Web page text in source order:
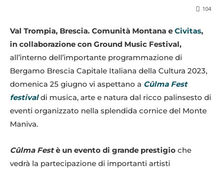
104
Val Trompia, Brescia. Comunità Montana e Civitas,
in collaborazione con Ground Music Festival,
all’interno dell’importante programmazione di
Bergamo Brescia Capitale Italiana della Cultura 2023,
domenica 25 giugno vi aspettano a Cûlma Fest
festivaldi musica, arte e natura dal ricco palinsesto di
eventi organizzato nella splendida cornice del Monte
Maniva.
Cûlma Festè un evento di grande prestigio che
vedrà la partecipazione di importanti artisti